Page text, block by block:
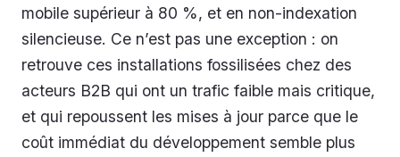
mobile supérieur à 80 %, et en non-indexation
silencieuse. Ce n’est pas une exception : on
retrouve ces installations fossilisées chez des
acteurs B2B qui ont un trafic faible mais critique,
et qui repoussent les mises à jour parce que le
coût immédiat du développement semble plus